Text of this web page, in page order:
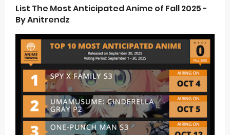
List The Most Anticipated Anime of Fall 2025 -
By Anitrendz